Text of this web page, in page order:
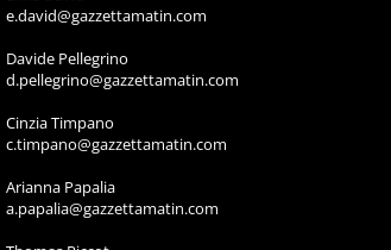
e.david@gazzettamatin.com
Davide Pellegrino
d.pellegrino@gazzettamatin.com
Cinzia Timpano
c.timpano@gazzettamatin.com
Arianna Papalia
a.papalia@gazzettamatin.com